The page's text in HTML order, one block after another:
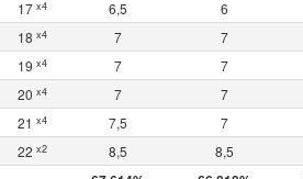
17 x4 6,5 6
18 x4 7 7
19 x4 7 7
20 x4 7 7
21 x4 7,5 7
22 x2 8,5 8,5